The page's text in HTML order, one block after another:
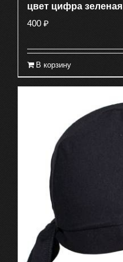
цвет цифра зеленая
400 ₽
В корзину